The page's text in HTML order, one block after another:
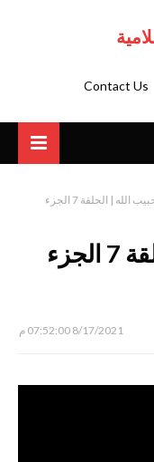
Contact Us
مسلسل حبيب الله | الحلقة 7 الجزء
مسلسل حبيب الله | الحلقة 7 الجزء
8/17/2021 07:52:00 م